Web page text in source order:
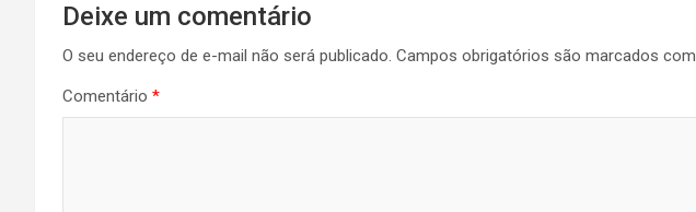
de
Post
Deixe um comentário
O seu endereço de e-mail não será publicado. Campos obrigatórios são marcados com
Comentário *